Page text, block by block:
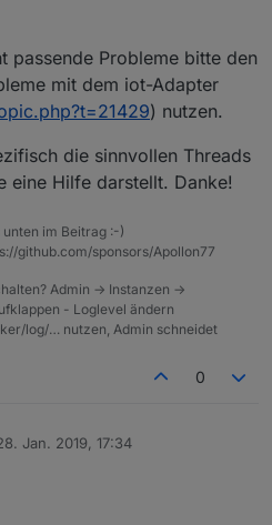
passende Probleme bitte den
mit dem iot-Adapter
) nutzen.
die sinnvollen Threads
eine Hilfe darstellt. Danke!
im Beitrag :-)
github.com/sponsors/Apollon77
Admin -> Instanzen ->
- Loglevel ändern
log/… nutzen, Admin schneidet
0
Jan. 2019, 17:34
von